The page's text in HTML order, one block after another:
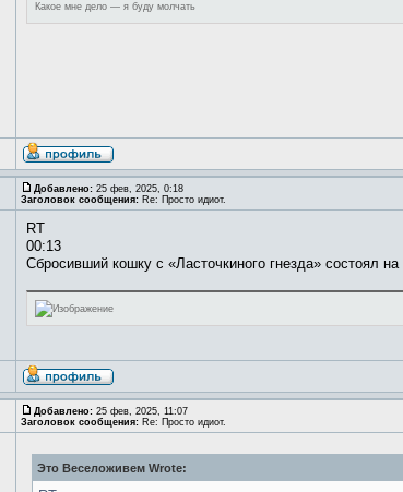
Какое мне дело — я буду молчать
Добавлено: 25 фев, 2025, 0:18
Заголовок сообщения: Re: Просто идиот.
RT
00:13
Сбросивший кошку с «Ласточкиного гнезда» состоял
Добавлено: 25 фев, 2025, 11:07
Заголовок сообщения: Re: Просто идиот.
Это Веселоживем Wrote: